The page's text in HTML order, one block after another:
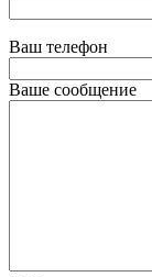
Ваш телефон
Ваше сообщение